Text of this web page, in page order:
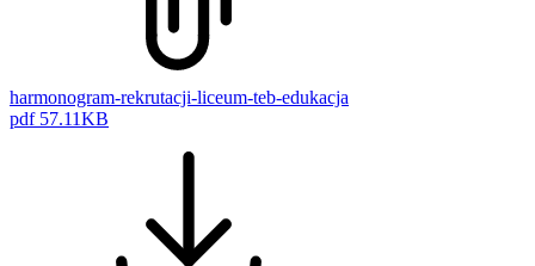
harmonogram-rekrutacji-liceum-teb-edukacja
pdf 57.11KB